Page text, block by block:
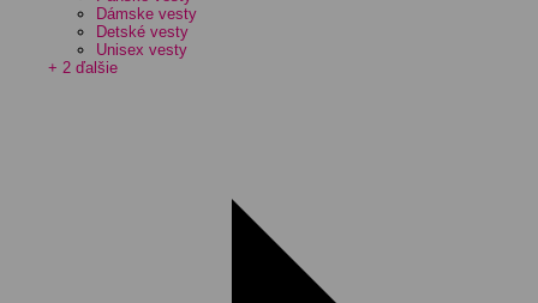
Dámske vesty
Detské vesty
Unisex vesty
+ 2 ďalšie